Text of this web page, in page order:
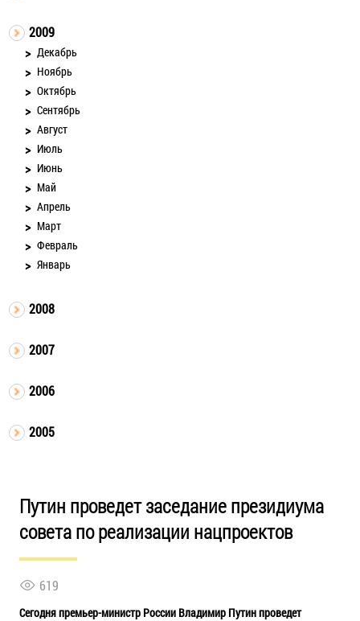
2009
Декабрь
Ноябрь
Октябрь
Сентябрь
Август
Июль
Июнь
Май
Апрель
Март
Февраль
Январь
2008
2007
2006
2005
Путин проведет заседание президиума
совета по реализации нацпроектов
619
Сегодня премьер-министр России Владимир Путин проведет